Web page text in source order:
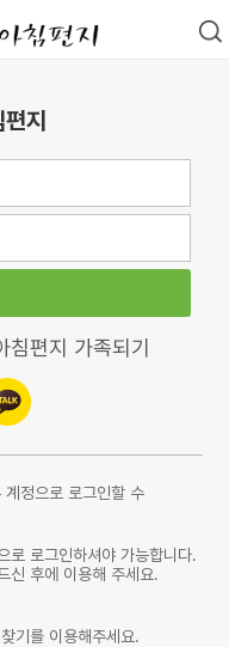
지
침편지 가족되기
정으로 로그인할 수
로 로그인하셔야 가능합니다.
신 후에 이용해 주세요.
기를 이용해주세요.